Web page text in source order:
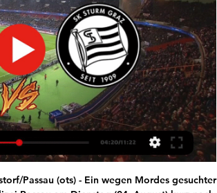
- FC Schalke 04 FC Hansa Rostock - 1899 Hoffenheim Victoria Hamburg - Rot-Weiß Oberhausen VfL Osnabrück - 1. FC Kaiserslautern Erzgebirge Aue - Borussia Mönchengladbach Chemnitzer FC - FC St. Pauli Ankaraspor Berlin - 1. FSV Mainz 05 ZFC Meuselwitz - 1. FC Köln Jahn Regensburg - Arminia.

Olympique Lyon - FC Bayern München im Liveticker Halbfinale UEFA Champions League - Mittwoch 19. August 2020. UEFA Champions League Halbfinale: Verfolgt das Spiel zwischen Olympique Lyon und FC.

Flora germanica excursoria ex affinitate regni vegetabilis Reichenbach (Heinrich Gottlieb Ludwig) ·  1832... Sturm VI . 24. Pe- dalis , flores ochracei vel lutei . - An steinigen Orten der Alpen in Oest- reich , Salzburg , Tyrol , der Schweiz , Piemont , Savoyen ...

Red Bull Salzburg - Sturm Graz » Wett-Tipps, Live Ticker & 17 Spiele endeten so. Die Heim-Bilanz der vergangenen 61 Spiele von FC Salzburg gegen SK Sturm Graz lautet: 35 Siege bei 16 Unentschieden und 10 Niederlagen.

Rather SV + VfB Frohnhausen + SV Genc Osman Duisburg + MSV Düsseldorf + SC SW 06 Düsseldorf + DJK BW Mintard + SV Burgaltendorf + ESC Rellinghausen + FC Remscheid + Duisburger SV 1900 + SF Hamborn 07 + SV 09/35 Wermelskirchen + Spvgg Steele 03/09 + VfB Speldorf + VfB Solingen + SV ScherpenLunds BK Ängelholms FF: 0 2 (228) Conny Jacobsson : Omg: 16 2005-08-28 : Kristianstads FF Högaborgs BK: 3 0 (318) Niklas Olsson : Omg: 16 2005-08-28 : IFK Värnamo Laholms FK: 1 0 (139) Roger Persson : Omg: 16 2005-08-28 : Helsingborgs Södra BIS IFK Hässleholm: 5 0 (128) Richard Ljungblad : Omg: 17 2005-09-03 : Höllvikens GIF IFK Malmö: 0.

Lissabon (dpa) - Kein Wiedersehen mit Pep: Der FC Bayern trifft im Halbfinale der Champions League nicht auf den englischen Spitzenclub Manchester City und Ex-Trainer Guardiola - sondern auf den.

Denise Altenkämper und Dunja von Haus Grütering haben unter LR Bodo Jürgens am 10.11.2012 die IPO 1 C in der OG Bockum-Hövel mit 92 Punkten "Sg" bestanden. Denise Altenkämper hat mit Lobo vom Haus Hoengen (ET: Simone Hoengen) an dem Jugendpokalkampf in der OG Alstätte unter LR L. Vortkamp teilgenommen (Abt. B) und mit Michelle Liedtke und ihrem Hooker vom Grey Power (Abt. C) als Team.

psg . RB Leipzig Interessiert sich für Todibo May 10, 2020 • 9:36 PM. Der Verteidiger des FC Barcelona, Jean-Claire Todibo, ist für RB Leipzig Interessant, behauptet Diario Sport. Der 20-jährige hat Leipzig mit seinem leihspiel bei Schalke beeindruckt. Der Verein sieht Todibo als Ersatzkandidaten für DAIO Upamecano im Falle seines Ausscheidens. Früher wurde berichtet, …

Die Aufstiegsfrage in der 2. Liga ist auf die letzte Runde vertagt! Austria Klagenfurt ließ am Freitag den ersten „Matchball“ ungenutzt, verschoss.

Bayer Leverkusen v Rangers; Bayer Leverkusen. Bayer Leverkusen v Rangers 2020-03-19 17:55. Stadium: BayArena Round: 4 . Rangers. Matches Charts Vip Data History Odds League Table. Prematch Analytics. Recent 5 - Avg. Half Goals Avg. Goals Avg. Live Streaming.

Salzburg vs Sturm Live Score and Live Stream Salzburg are playing Sturm at the Bundesliga of Austria on February 9. The match will kick off 19:30 UTC. ScoreBat is covering Salzburg vs Sturm in real ...

SALZBURG24.at präsentiert Fußball Ergebnisse, Bilder, Nachrichten, Termine, Analysen, Live-Ticker zu österreichischen und internationalen Ligen, Tabellen, Vereine.

Die Bieter können in erster Instanz die Vergabekammer und in zweiter Instanz das Oberlandesgericht München (OLG München) anrufen. In Bayern bestehen die Vergabekammer Südbayern bei der Regierung von Oberbayern (zuständig für Vergabestellen mit Sitz in Oberbayern, Niederbayern und Schwaben) und die Vergabekammer Nordbayern bei der Regierung von Mittelfranken (zuständig für.

Wil verliert weiter an Terrain Der FC Wil verpasst es, den Rückstand auf Challenge-League-Leader FC Zürich zu verkürzen. Nach dem 0:0 gegen Chiasso beträgt der Rückstand zwölf Punkte.

Bundesliga live: LASK vs. St. Pölten, Hartberg vs. Rapid, 14.30 Uhr - derStandard.at Sonntag: Austria empfängt Bullen, Leader Lask in St. Pölten, Rapid in Hartberg - derStandard.at Polizei-Eskorte ins Spital rettet Bub das Leben Mit überhöhter Geschwindigkeit, hupend und mit eingeschalteter Warnblinkanlage unterwegs - dieser Fahrstil erregte am Freitagabend natürlich sofort.

Eintracht Braunschweig - Bayern München II, FSV Zwickau - Hallescher FC, MSV Duisburg - Chemnitzer FC, SV Meppen - Hansa Rostock, TSV 1860 München - Würzburger Kickers, Waldhof Mannheim - Viktoria Köln. Mehr zeigen LiveTicker.com. Nutzungsbedingungen Hier werben Kontakt Wir empfehlen. Folge uns . Facebook. Twitter. Instagram. Mobile Anwendungen. Unsere App ist für dein Smartphone.

Fussball-Vereine Allerheiligen bei Wildon - sichten Sie alle Firmen und Unternehmen mit Adresse, Telefonnummer und ★ Bewertungen. Das Stadtbranchenbuch für Allerheiligen bei Wildon zeigt Ihnen aktuell ᐅ 100 Einträge.

Als Hersteller optischer und digitaler Präzisionstechnologie entwickelt Olympus innovative Medizintechnik, Digitalkameras sowie Lösungen für Wissenschaft und Industrie.

Alle Spiele zwischen FC Thun 1898 und Servette Genf sowie eine Formanalyse der letzten Spiele untereinander. Darstellung der Heimbilanz von FC Thun 1898 gegen Servette Genf.

1899 Hoffenheim, Hertha BSC , 2:0, 1. Bundesliga, Saison 2018/19, 29. Spieltag, Sonntag, 14. April 2019, Spielber